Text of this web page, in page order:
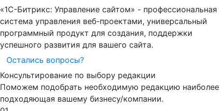
«1С-Битрикс: Управление сайтом» - профессиональная
система управления веб-проектами, универсальный
программный продукт для создания, поддержки
успешного развития для вашего сайта.
Остались вопросы?
Консультирование по выбору редакции
Поможем подобрать необходимую редакцию наиболее
подходяющая вашему бизнесу/компании.